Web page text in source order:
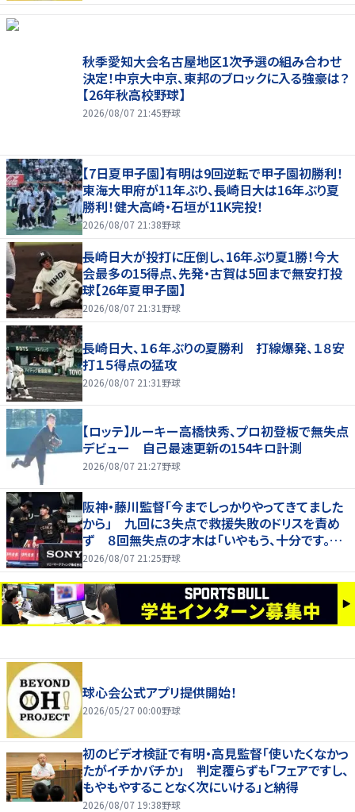
秋季愛知大会名古屋地区1次予選の組み合わせ
決定！中京大中京、東邦のブロックに入る強豪は？
【26年秋高校野球】
2026/08/07 21:45野球
【7日夏甲子園】有明は9回逆転で甲子園初勝利！
東海大甲府が11年ぶり、長崎日大は16年ぶり夏
勝利！健大高崎・石垣が11K完投！
2026/08/07 21:38野球
長崎日大が投打に圧倒し、16年ぶり夏1勝！今大
会最多の15得点、先発・古賀は5回まで無安打投
球【26年夏甲子園】
2026/08/07 21:31 野球
長崎日大、１６年ぶりの夏勝利 打線爆発、１８安
打１５得点の猛攻
2026/08/07 21:31 野球
【ロッテ】ルーキー高橋快秀、プロ初登板で無失点
デビュー 自己最速更新の154キロ計測
2026/08/07 21:27野球
阪神・藤川監督「今までしっかりやってきてました
から」 九回に３失点で救援失敗のドリスを責め
ず ８回無失点の才木は「いやもう、十分です。あ
の回まででも十分な仕事でしたか」
2026/08/07 21:25野球
球心会公式アプリ提供開始！
2026/05/27 00:00野球
初のビデオ検証で有明・高見監督「使いたくなかっ
たがイチかバチか」 判定覆らずも「フェアですし、
もやもやすることなく次にいける」と納得
2026/08/07 19:38野球